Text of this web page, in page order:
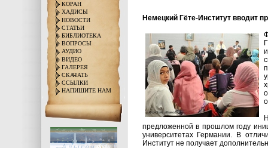
КОРАН
ХАДИСЫ
НОВОСТИ
СТАТЬИ
БИБЛИОТЕКА
ВОПРОСЫ
АУДИО
ВИДЕО
ГАЛЕРЕЯ
СКАЧАТЬ
ССЫЛКИ
НАПИШИТЕ НАМ
Немецкий Гёте-Институт вводит
предложенной в прошлом году
университетах Германии. В
Институт не получает